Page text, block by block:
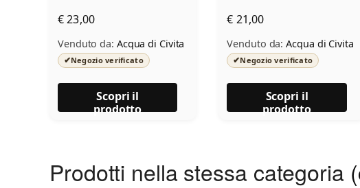
€ 23,00
Venduto da: Acqua di Civita
✔Negozio verificato
Scopri il
prodotto
€ 21,00
Venduto da: Acqua di Civita
✔Negozio verificato
Scopri il
prodotto
Prodotti nella stessa categoria